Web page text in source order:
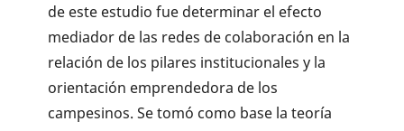
de este estudio fue determinar el efecto
mediador de las redes de colaboración en la
relación de los pilares institucionales y la
orientación emprendedora de los
campesinos. Se tomó como base la teoría